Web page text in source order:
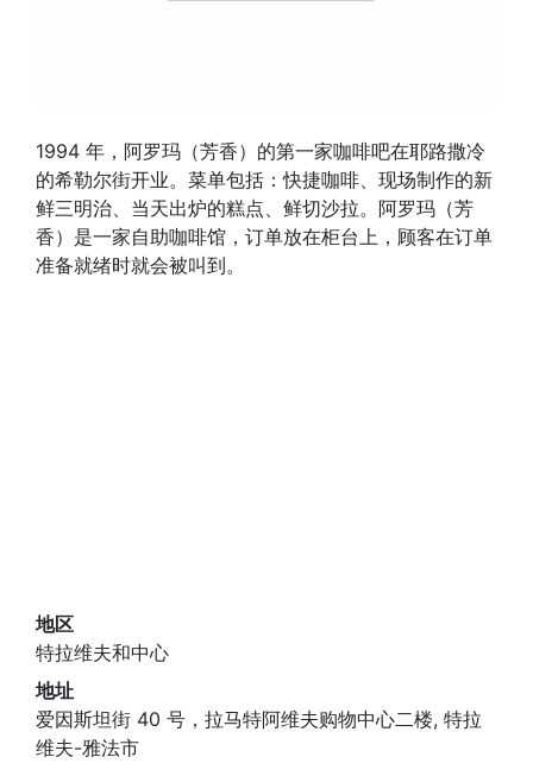
1994 年，阿罗玛（芳香）的第一家咖啡吧在耶路撒冷
的希勒尔街开业。菜单包括：快捷咖啡、现场制作的新
鲜三明治、当天出炉的糕点、鲜切沙拉。阿罗玛（芳
香）是一家自助咖啡馆，订单放在柜台上，顾客在订单
准备就绪时就会被叫到。
地区
特拉维夫和中心
地址
爱因斯坦街 40 号，拉马特阿维夫购物中心二楼, 特拉
维夫-雅法市